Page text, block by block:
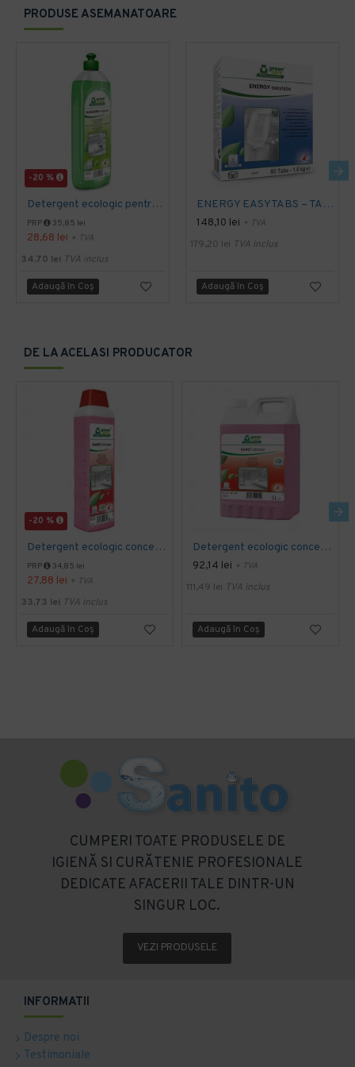
PRODUSE ASEMANATOARE
-20 %
Detergent ecologic pentru vase, MANUDISH original, 1L
PRP 35,85 lei
28,68 lei + TVA
34,70 lei TVA inclus
Adaugă în Coş
ENERGY EASYTABS – TABLETE PENTRU MASINA DE SPALAT VASE 80 buc/ set
148,10 lei + TVA
179,20 lei TVA inclus
Adaugă în Coş
DE LA ACELASI PRODUCATOR
-20 %
Detergent ecologic concentrat spatii sanitare SANET Zitrotan, 1L
PRP 34,85 lei
27,88 lei + TVA
33,73 lei TVA inclus
Adaugă în Coş
Detergent ecologic concentrat spatii sanitare SANET Zitrotan, 5L
92,14 lei + TVA
111,49 lei TVA inclus
Adaugă în Coş
CUMPERI TOATE PRODUSELE DE
IGIENĂ SI CURĂTENIE PROFESIONALE
DEDICATE AFACERII TALE DINTR-UN
SINGUR LOC.
VEZI PRODUSELE
INFORMATII
Despre noi
Testimoniale